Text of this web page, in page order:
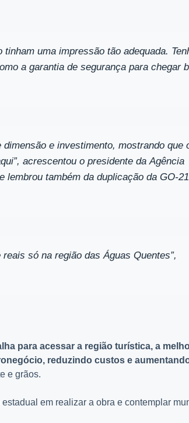
uma impressão tão adequada.
a garantia de segurança para chegar
e investimento, mostrando que
acrescentou o presidente daAgência
lembrou também da duplicação da GO-
só na região das Águas Quentes”,
para acessar a região turística, a
reduzindo custos e
e grãos.
em realizar a obra e contemplar